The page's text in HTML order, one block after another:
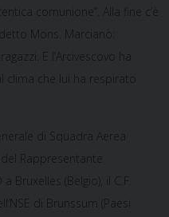
comunione”. Alla fine c’è
Mons. Marcianò:
E l’Arcivescovo ha
che lui ha respirato
di Squadra Aerea
Rappresentante
Bruxelles (Belgio), il C.F.
di Brunssum (Paesi